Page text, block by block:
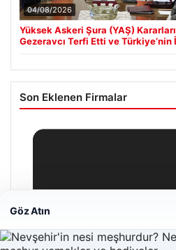
04/08/2026
Yüksek Askeri Şura (YAŞ)
Gezeravcı Terfi Etti ve
Son Eklenen Firmalar
Göz Atın